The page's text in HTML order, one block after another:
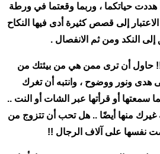
هددت حياتكما ، وربما وقعتما في ورطة
إلى قصص كثيرة أدى فيها النكاح
النكد ومن ثم الانفصال .
!! حاول أن ترى ممن هي من بيئتك من
هدى ونور ووضوح ، وانتبه أن تغرك
سمعتها أو قرأتها عبر الشات أو النت ..
منها أيضًا .. هل تحب أن تتزوج من
نفسها على آلاف الرجال !!